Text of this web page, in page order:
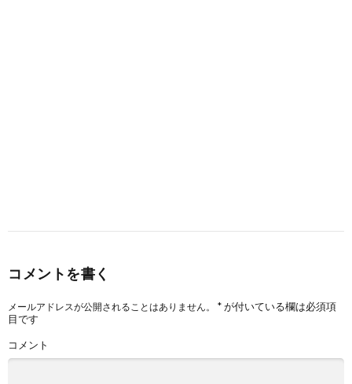
コメントを書く
メールアドレスが公開されることはありません。 *が付いている欄は必須項
目です
コメント